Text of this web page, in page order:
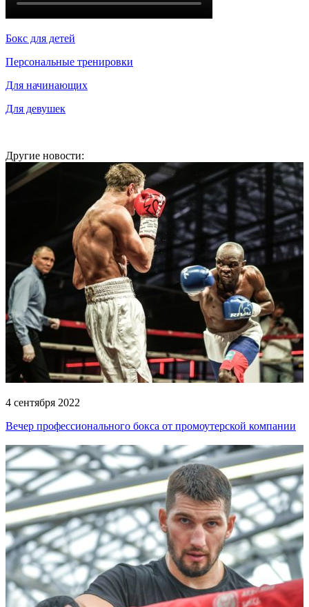
Бокс для детей
Персональные тренировки
Для начинающих
Для девушек
Другие новости:
4 сентября 2022
Вечер профессионального бокса от промоутерской компании